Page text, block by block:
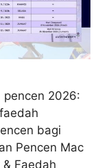
pencen 2026:
bagi
Pencen Mac
Faedah